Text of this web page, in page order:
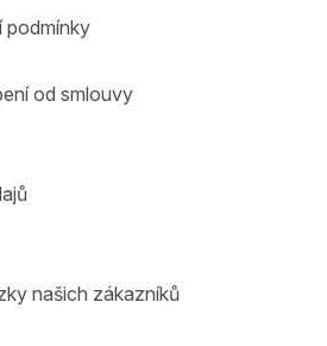
podmínky
od smlouvy
našich zákazníků